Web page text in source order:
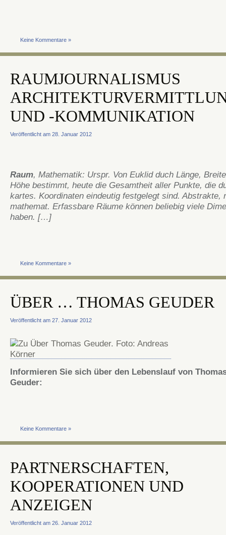
Keine Kommentare »
RAUMJOURNALISMUS
UND -KOMMUNIKATION
Veröffentlicht am 28. Januar 2012
Raum, Mathematik: Urspr. Von Euklid duch Länge,
Höhe bestimmt, heute die Gesamtheit aller Punkte, die
kartes. Koordinaten eindeutig festgelegt sind. Abstrakte,
mathemat. Erfassbare Räume können beliebig viele
haben. […]
Keine Kommentare »
ÜBER … THOMAS GEUDER
Veröffentlicht am 27. Januar 2012
Informieren Sie sich über den Lebenslauf von
Geuder:
Keine Kommentare »
PARTNERSCHAFTEN,
KOOPERATIONEN UND
ANZEIGEN
Veröffentlicht am 26. Januar 2012